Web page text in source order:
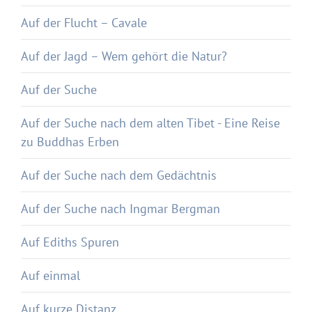
Auf der Flucht – Cavale
Auf der Jagd – Wem gehört die Natur?
Auf der Suche
Auf der Suche nach dem alten Tibet - Eine Reise
zu Buddhas Erben
Auf der Suche nach dem Gedächtnis
Auf der Suche nach Ingmar Bergman
Auf Ediths Spuren
Auf einmal